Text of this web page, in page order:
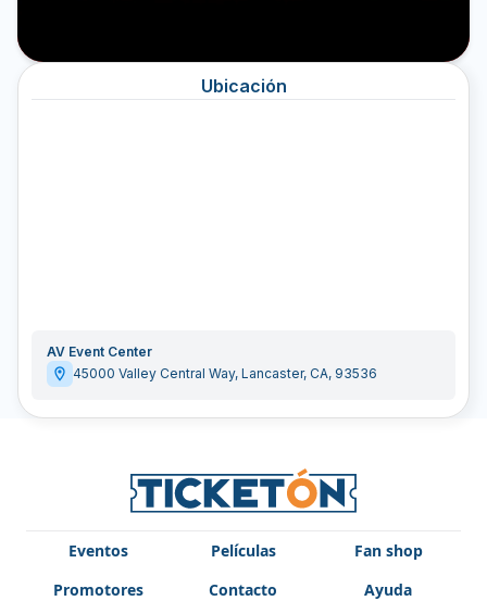
Ubicación
AV Event Center
45000 Valley Central Way, Lancaster, CA, 93536
Eventos Películas
Fan shop
Promotores
Contacto Ayuda